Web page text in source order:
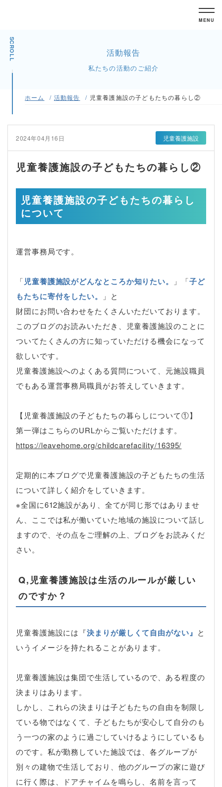
MENU
SCROLL 活動報告
私たちの活動のご紹介
ホーム 活動報告 児童養護施設の子どもたちの暮らし②
2024年04月16日 児童養護施設
児童養護施設の子どもたちの暮らし②
児童養護施設の子どもたちの暮らし
について
運営事務局です。
「児童養護施設がどんなところか知りたい。 」「子ど
もたちに寄付をしたい。
」と
財団にお問い合わせをたくさんいただいております。
このブログのお読みいただき、児童養護施設のことに
ついてたくさんの方に知っていただける機会になって
欲しいです。
児童養護施設へのよくある質問について、元施設職員
でもある運営事務局職員がお答えしていきます。
【児童養護施設の子どもたちの暮らしについて①】
第一弾はこちらのURLからご覧いただけます。
https://leavehome.org/childcarefacility/16395/
定期的に本ブログで児童養護施設の子どもたちの生活
について詳しく紹介をしていきます。
※全国に612施設があり、全てが同じ形ではありませ
ん、ここでは私が働いていた地域の施設について話し
ますので、その点をご理解の上、ブログをお読みくだ
さい。
Q,児童養護施設は生活のルールが厳しい
のですか？
児童養護施設には『決まりが厳しくて自由がない』 と
いうイメージを持たれることがあります。
児童養護施設は集団で生活しているので、ある程度の
決まりはあります。
しかし、これらの決まりは子どもたちの自由を制限し
ている物ではなくて、子どもたちが安心して自分のも
う一つの家のように過ごしていけるようにしているも
のです。私が勤務していた施設では、各グループが
別々の建物で生活しており、他のグループの家に遊び
に行く際は、ドアチャイムを鳴らし、名前を言って